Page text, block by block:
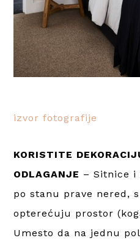
izvor fotografije
KORISTITE
ODLAGANJE – Sitnice i
po stanu prave nered,
opterećuju prostor
Umesto da na jednu